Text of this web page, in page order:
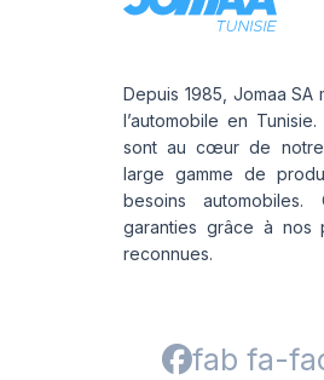
Depuis 1985, Jomaa
l’automobile en
sont au cœur de notre
large gamme de
besoins
garanties grâce à nos
reconnues.
fab fa-